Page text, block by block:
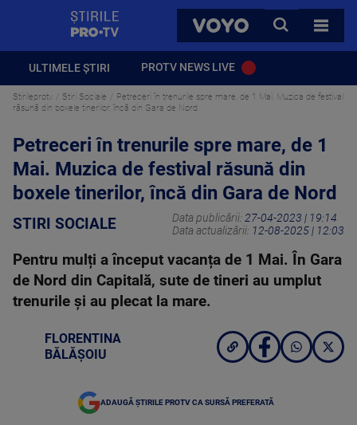
VOYO
CAUTA
TOATE
ULTIMELE ȘTIRI PROTV NEWS LIVE
Stirileprotv Stiri Sociale
Petreceri în trenurile spre mare, de 1 Mai. Muzica de festival
răsună din boxele tinerilor, încă din Gara de Nord
Petreceri în trenurile spre mare, de 1
Mai. Muzica de festival răsună din
boxele tinerilor, încă din Gara de Nord
STIRI SOCIALE Data publicării: 27-04-2023 | 19:14
Data actualizării: 12-08-2025 | 12:03
Pentru mulți a început vacanța de 1 Mai. În Gara
de Nord din Capitală, sute de tineri au umplut
trenurile și au plecat la mare.
FLORENTINA
BĂLĂȘOIU
ADAUGĂ ȘTIRILE PROTV CA SURSĂ PREFERATĂ